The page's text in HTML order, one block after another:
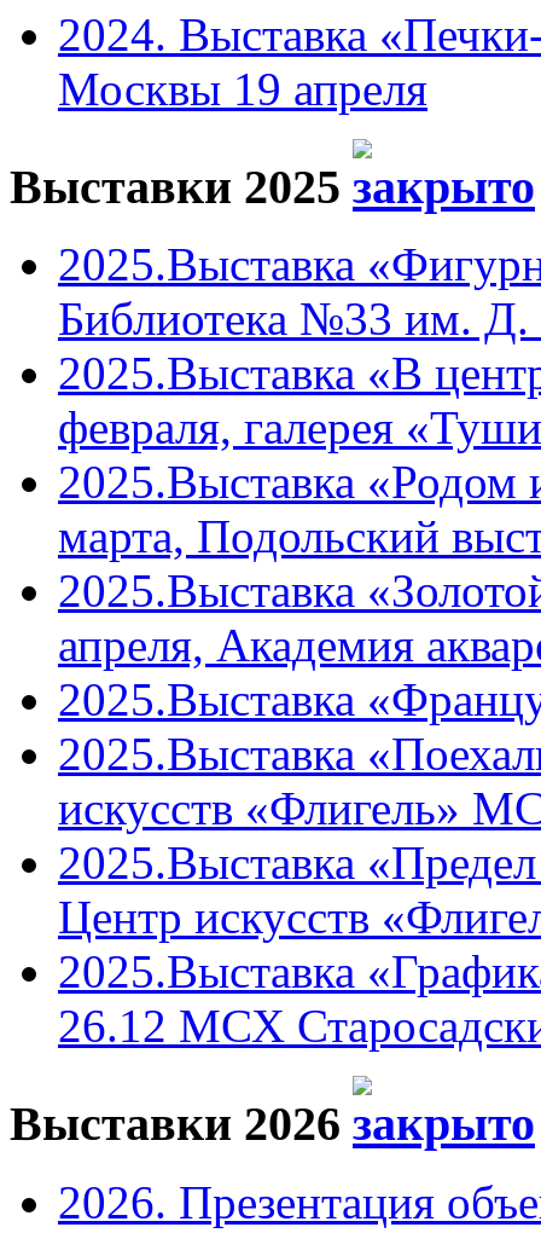
2024. Выставка
Москвы 19 апреля
Выставки 2025
2025.Выставка
Библиотека №33 им.
2025.Выставка «В
февраля, галерея
2025.Выставка
марта, Подольский
2025.Выставка
апреля, Академия
2025.Выставка
2025.Выставка
искусств «Флигель»
2025.Выставка
Центр искусств
2025.Выставка
26.12 МСХ
Выставки 2026
2026. Презентация